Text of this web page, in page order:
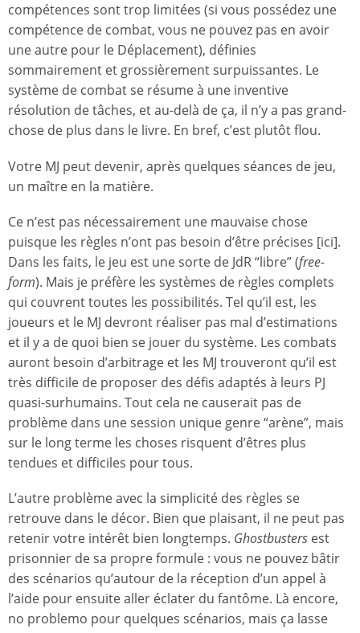
compétences sont trop limitées (si vous possédez une
compétence de combat, vous ne pouvez pas en avoir
une autre pour le Déplacement), définies
sommairement et grossièrement surpuissantes. Le
système de combat se résume à une inventive
résolution de tâches, et au-delà de ça, il n’y a pas grand-
chose de plus dans le livre. En bref, c’est plutôt flou.
Votre MJ peut devenir, après quelques séances de jeu,
un maître en la matière.
Ce n’est pas nécessairement une mauvaise chose
puisque les règles n’ont pas besoin d’être précises [ici].
Dans les faits, le jeu est une sorte de JdR “libre” (free-
form). Mais je préfère les systèmes de règles complets
qui couvrent toutes les possibilités. Tel qu’il est, les
joueurs et le MJ devront réaliser pas mal d’estimations
et il y a de quoi bien se jouer du système. Les combats
auront besoin d’arbitrage et les MJ trouveront qu’il est
très difficile de proposer des défis adaptés à leurs PJ
quasi-surhumains. Tout cela ne causerait pas de
problème dans une session unique genre “arène”, mais
sur le long terme les choses risquent d’êtres plus
tendues et difficiles pour tous.
L’autre problème avec la simplicité des règles se
retrouve dans le décor. Bien que plaisant, il ne peut pas
retenir votre intérêt bien longtemps. Ghostbusters est
prisonnier de sa propre formule : vous ne pouvez bâtir
des scénarios qu’autour de la réception d’un appel à
l’aide pour ensuite aller éclater du fantôme. Là encore,
no problemo pour quelques scénarios, mais ça lasse